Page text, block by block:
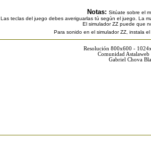
Notas: Sitúate sobre el
Las teclas del juego debes averiguarlas tú según el juego. La
El simulador ZZ puede que
Para sonido en el simulador ZZ, instala
Resolución 800x600 -
Comunidad
Gabriel Chova